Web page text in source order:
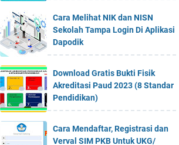
Cara Melihat NIK dan NISN
Sekolah Tampa Login Di Aplikasi
Dapodik
Download Gratis Bukti Fisik
Akreditasi Paud 2023 (8 Standar
Pendidikan)
Cara Mendaftar, Registrasi dan
Verval SIM PKB Untuk UKG/